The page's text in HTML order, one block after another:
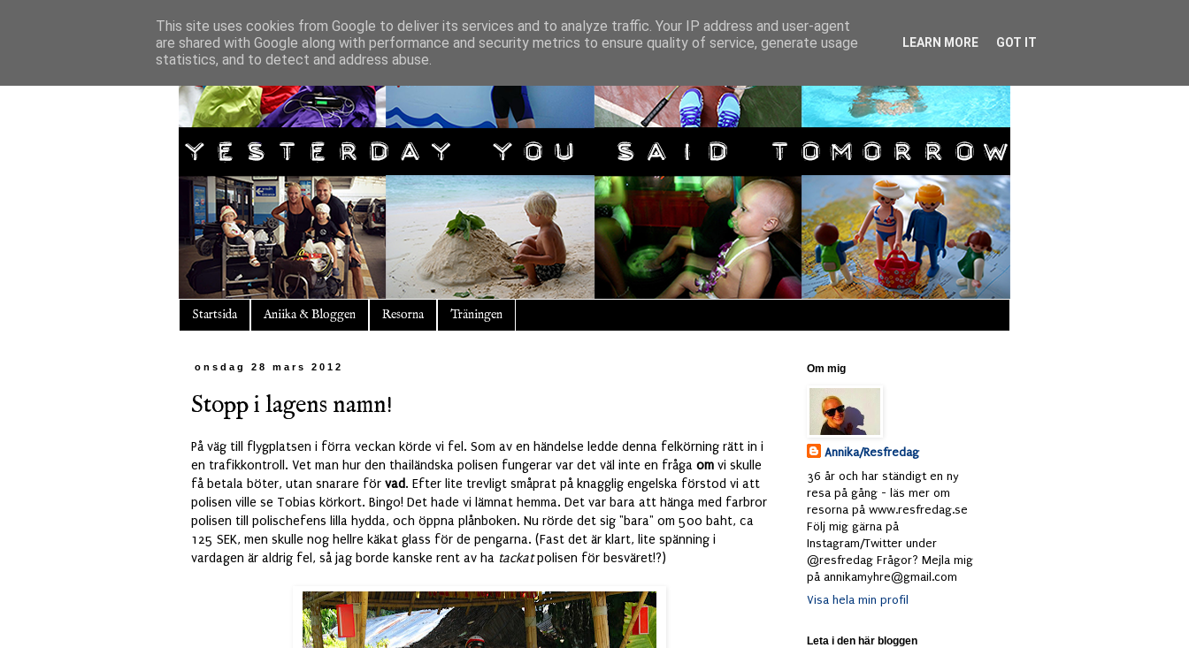
Startsida Aniika & Bloggen Resorna Träningen
onsdag 28 mars 2012
Stopp i lagens namn!
På väg till flygplatsen i förra veckan körde vi fel. Som av en händelse ledde denna felkörning rätt in i
en trafikkontroll. Vet man hur den thailändska polisen fungerar var det väl inte en fråga om vi skulle
få betala böter, utan snarare för vad. Efter lite trevligt småprat på knagglig engelska förstod vi att
polisen ville se Tobias körkort. Bingo! Det hade vi lämnat hemma. Det var bara att hänga med farbror
polisen till polischefens lilla hydda, och öppna plånboken. Nu rörde det sig "bara" om 500 baht, ca
125 SEK, men skulle nog hellre käkat glass för de pengarna. (Fast det är klart, lite spänning i
vardagen är aldrig fel, så jag borde kanske rent av ha tackatpolisen för besväret!?)
Om mig
Annika/Resfredag
36 år och har ständigt en ny
resa på gång - läs mer om
resorna på www.resfredag.se
Följ mig gärna på
Instagram/Twitter under
@resfredag Frågor? Mejla mig
på annikamyhre@gmail.com
Visa hela min profil
Leta i den här bloggen
This site uses cookies from Google to deliver its services and to analyze traffic. Your IP address and user-agent
are shared with Google along with performance and security metrics to ensure quality of service, generate usage
statistics, and to detect and address abuse.
LEARN MORE GOT IT